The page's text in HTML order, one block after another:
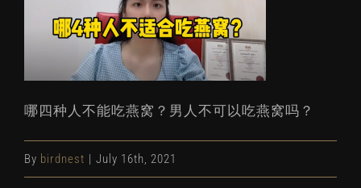
哪四种人不能吃燕窝？男人不可以吃燕窝吗？
By birdnest | July 16th, 2021